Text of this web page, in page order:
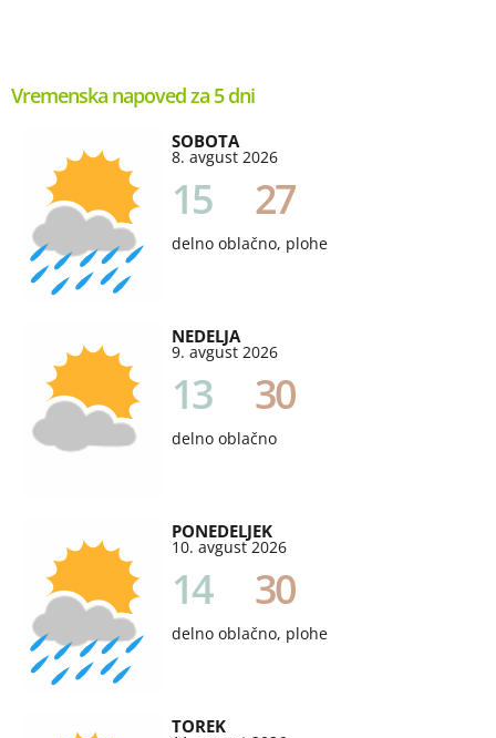
Vremenska napoved za 5 dni
SOBOTA
8. avgust 2026
15 27
delno oblačno, plohe
NEDELJA
9. avgust 2026
13 30
delno oblačno
PONEDELJEK
10. avgust 2026
14 30
delno oblačno, plohe
TOREK